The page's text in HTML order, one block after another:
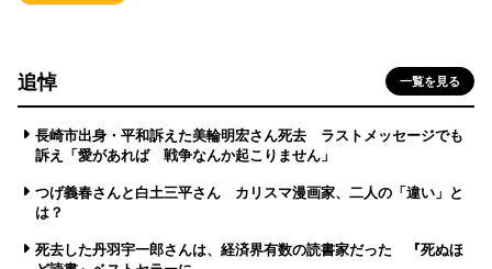
追悼 一覧を見る
長崎市出身・平和訴えた美輪明宏さん死去 ラストメッセージでも
訴え「愛があれば 戦争なんか起こりません」
つげ義春さんと白土三平さん カリスマ漫画家、二人の「違い」と
は？
死去した丹羽宇一郎さんは、経済界有数の読書家だった 『死ぬほ